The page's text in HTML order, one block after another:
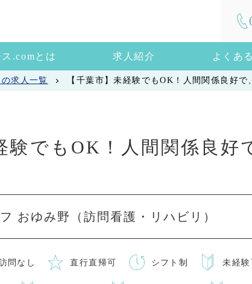
.comとは 求人紹介 よくあ
求人一覧 【千葉市】未経験でもOK！人間関係良好
験でもOK！人間関係良
おゆみ野（訪問看護・リハビリ）
問なし 直行直帰可 シフト制 未経験